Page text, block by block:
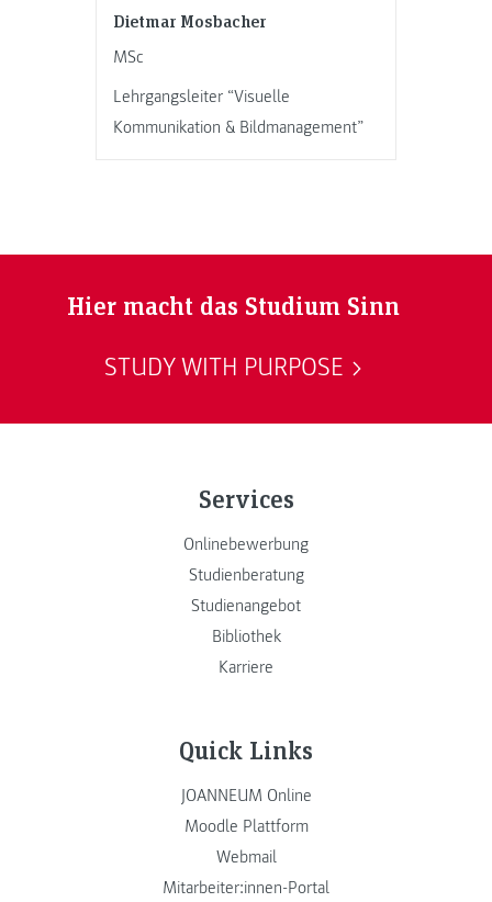
Dietmar Mosbacher
MSc
Lehrgangsleiter “Visuelle
Kommunikation & Bildmanagement”
Hier macht das Studium Sinn
STUDY WITH PURPOSE
Services
Onlinebewerbung
Studienberatung
Studienangebot
Bibliothek
Karriere
Quick Links
JOANNEUM Online
Moodle Plattform
Webmail
Mitarbeiter:innen-Portal